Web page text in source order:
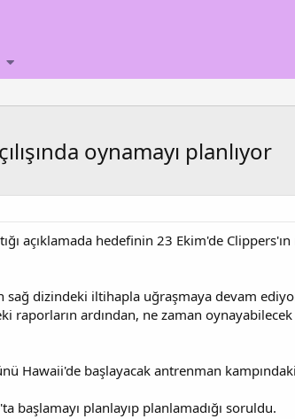
oynamayı planlıyor
açıklamada hedefinin 23 Ekim'de Clippers'ın
sağ dizindeki iltihapla uğraşmaya devam
ardından, ne zaman oynayabilecek
Hawaii'de başlayacak antrenman
başlamayı planlayıp planlamadığı soruldu.